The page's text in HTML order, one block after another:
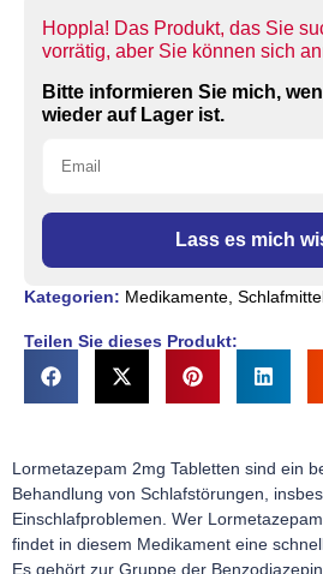
Hoppla! Das Produkt, das Sie
vorrätig, aber Sie können sich
Bitte informieren Sie mich,
wieder auf Lager ist.
Lass es mich
Kategorien: Medikamente,
Teilen Sie dieses Produkt:
Lormetazepam 2mg Tabletten sind ein
Behandlung von Schlafstörungen,
Einschlafproblemen. Wer
findet in diesem Medikament eine
Es gehört zur Gruppe der